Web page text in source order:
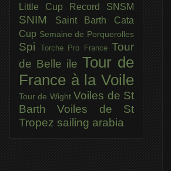
Little Cup Record SNSM
SNIM
Saint Barth Cata
Cup Semaine de Porquerolles
Spi Torche Pro France Tour
de Belle ile Tour de
France à la Voile
Tour de Wight Voiles de St
BarthVoiles de St
Tropez sailing arabia